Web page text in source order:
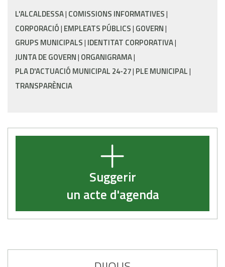
L'ALCALDESSA COMISSIONS INFORMATIVES
CORPORACIÓ EMPLEATS PÚBLICS GOVERN
GRUPS MUNICIPALS IDENTITAT CORPORATIVA
JUNTA DE GOVERN ORGANIGRAMA
PLA D'ACTUACIÓ MUNICIPAL 24-27 PLE MUNICIPAL
TRANSPARÈNCIA
Suggerir
un acte d'agenda